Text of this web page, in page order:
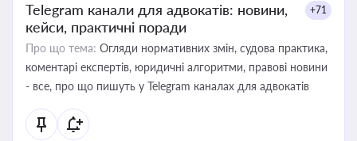
Telegram канали для адвокатів: новини,
кейси, практичні поради
+71
Про що тема: Огляди нормативних змін, судова практика,
коментарі експертів, юридичні алгоритми, правові новини
- все, про що пишуть у Telegram каналах для адвокатів